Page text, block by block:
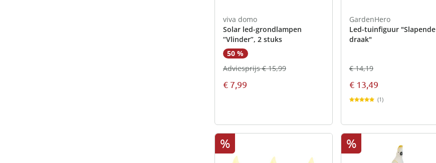
viva domo
Solar led-grondlampen
“Vlinder”, 2 stuks
50 %
€ 7,99
Adviesprijs € 15,99
GardenHero
Led-tuinfiguur "Slapende
draak"
€ 14,19
€ 13,49
(1)
% %